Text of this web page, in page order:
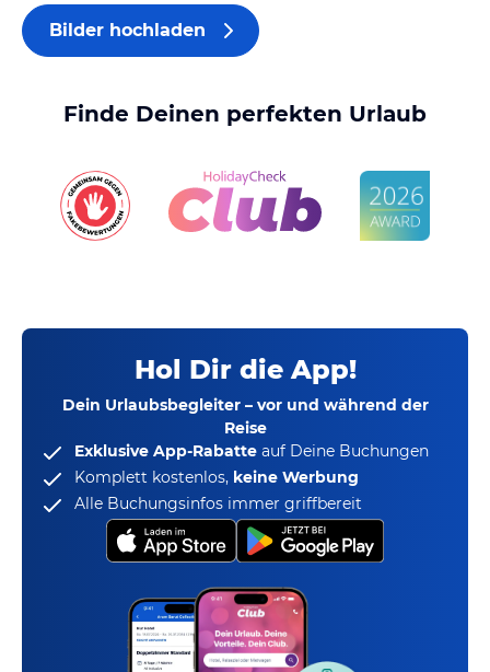
Bilder hochladen
Finde Deinen perfekten Urlaub
Hol Dir die App!
Dein Urlaubsbegleiter – vor und während der
Reise
Exklusive App-Rabatte auf Deine Buchungen
Komplett kostenlos, keine Werbung
Alle Buchungsinfos immer griffbereit